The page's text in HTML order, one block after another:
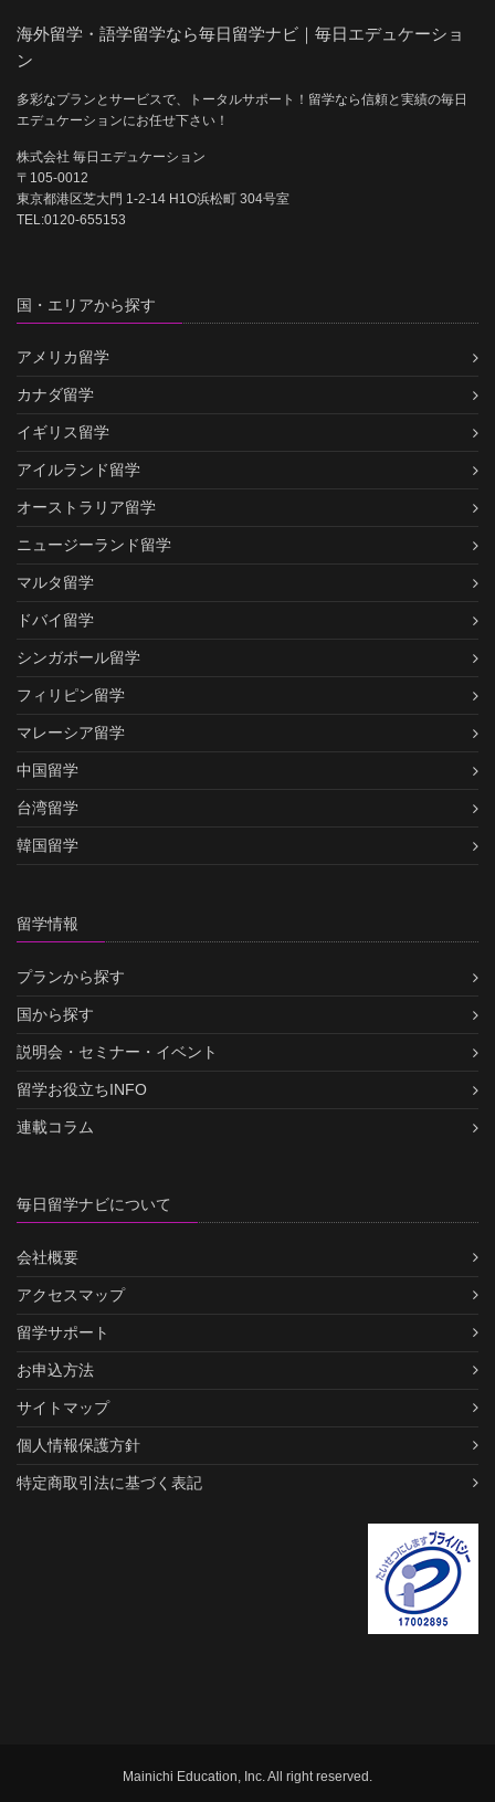
海外留学・語学留学なら毎日留学ナビ｜毎日エデュケーショ
ン
多彩なプランとサービスで、トータルサポート！留学なら信頼と実績の毎日
エデュケーションにお任せ下さい！
株式会社 毎日エデュケーション
〒105-0012
東京都港区芝大門 1-2-14 H1O浜松町 304号室
TEL:0120-655153
国・エリアから探す
アメリカ留学
カナダ留学
イギリス留学
アイルランド留学
オーストラリア留学
ニュージーランド留学
マルタ留学
ドバイ留学
シンガポール留学
フィリピン留学
マレーシア留学
中国留学
台湾留学
韓国留学
留学情報
プランから探す
国から探す
説明会・セミナー・イベント
留学お役立ちINFO
連載コラム
毎日留学ナビについて
会社概要
アクセスマップ
留学サポート
お申込方法
サイトマップ
個人情報保護方針
特定商取引法に基づく表記
Mainichi Education, Inc. All right reserved.